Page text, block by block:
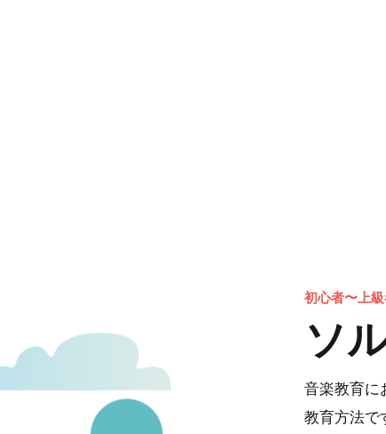
初心者〜上
ソ
音楽教育に
教育方法で